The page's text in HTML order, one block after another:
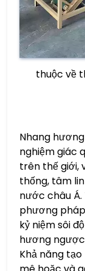
thuộc về
Nhang
nghiệm giác
trên thế giới,
thống, tâm
nước châu
phương
kỷ niệm sôi
hương
Khả năng